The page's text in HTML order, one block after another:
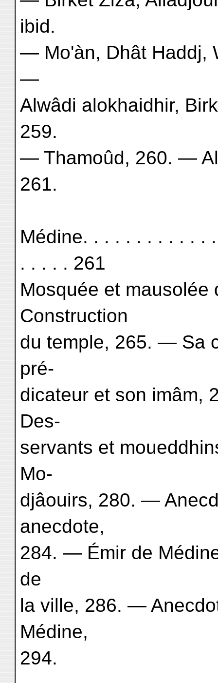
ibid.
— Mo'àn, Dhât Haddj,
—
Alwâdi alokhaidhir,
259.
— Thamoûd, 260. —
261.
Médine. . . . . . . . . . . .
. . . . . 261
Mosquée et
Construction
du temple, 265. — Sa
pré-
dicateur et son
Des-
servants et
Mo-
djâouirs, 280. —
anecdote,
284. — Émir de
de
la ville, 286. —
Médine,
294.